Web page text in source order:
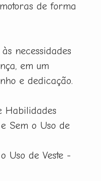
de forma
necessidades
em um
e dedicação.
Habilidades
Sem o Uso de
Uso de Veste -